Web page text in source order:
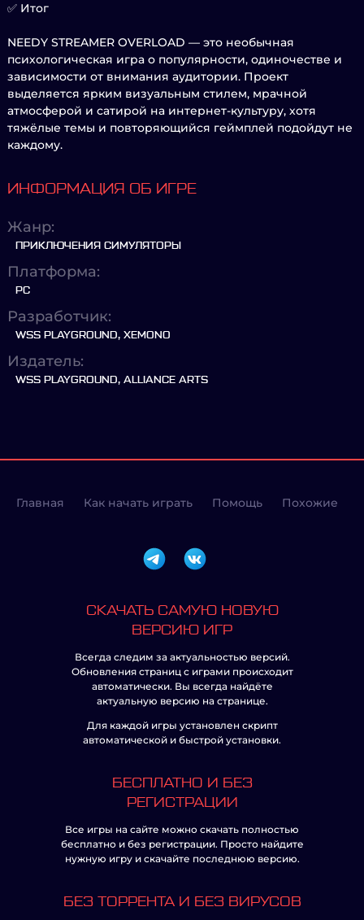
✅ Итог
NEEDY STREAMER OVERLOAD — это необычная
психологическая игра о популярности, одиночестве и
зависимости от внимания аудитории. Проект
выделяется ярким визуальным стилем, мрачной
атмосферой и сатирой на интернет-культуру, хотя
тяжёлые темы и повторяющийся геймплей подойдут не
каждому.
ИНФОРМАЦИЯ ОБ ИГРЕ
Жанр:
ПРИКЛЮЧЕНИЯ СИМУЛЯТОРЫ
Платформа:
PC
Разработчик:
WSS PLAYGROUND, XEMONO
Издатель:
WSS PLAYGROUND, ALLIANCE ARTS
Главная Как начать играть Помощь Похожие
СКАЧАТЬ САМУЮ НОВУЮ
ВЕРСИЮ ИГР
Всегда следим за актуальностью версий.
Обновления страниц с играми происходит
автоматически. Вы всегда найдёте
актуальную версию на странице.
Для каждой игры установлен скрипт
автоматической и быстрой установки.
БЕСПЛАТНО И БЕЗ
РЕГИСТРАЦИИ
Все игры на сайте можно скачать полностью
бесплатно и без регистрации. Просто найдите
нужную игру и скачайте последнюю версию.
БЕЗ ТОРРЕНТА И БЕЗ ВИРУСОВ